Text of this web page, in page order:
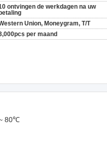
ontvingen de werkdagen na uw
betaling
Union, Moneygram, T/T
per maand
80℃